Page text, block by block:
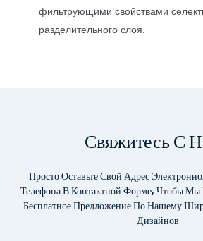
фильтрующими свойствами
разделительного слоя.
Свяжитесь С
Просто Оставьте Свой Адрес
Телефона В Контактной Форме, Чтобы Мы
Бесплатное Предложение По Нашему
Дизайнов